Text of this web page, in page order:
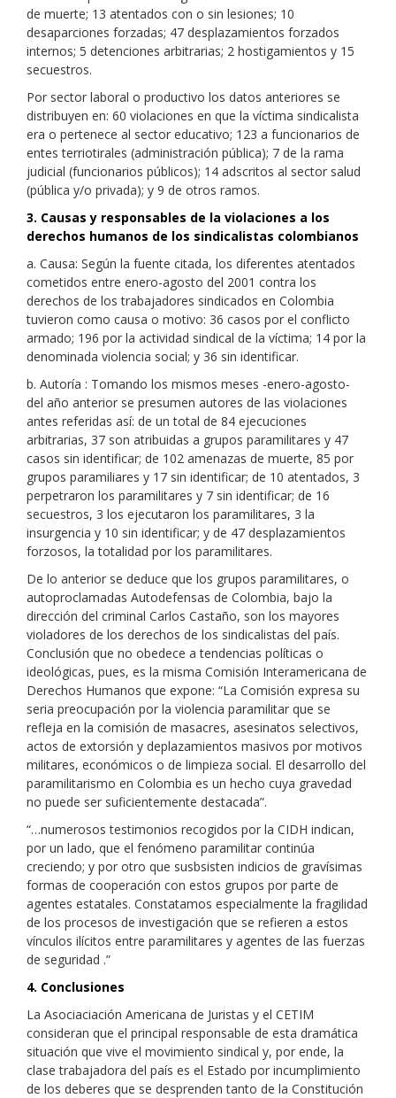
de muerte; 13 atentados con o sin lesiones; 10
desaparciones forzadas; 47 desplazamientos forzados
internos; 5 detenciones arbitrarias; 2 hostigamientos y 15
secuestros.
Por sector laboral o productivo los datos anteriores se
distribuyen en: 60 violaciones en que la víctima sindicalista
era o pertenece al sector educativo; 123 a funcionarios de
entes terriotirales (administración pública); 7 de la rama
judicial (funcionarios públicos); 14 adscritos al sector salud
(pública y/o privada); y 9 de otros ramos.
3. Causas y responsables de la violaciones a los
derechos humanos de los sindicalistas colombianos
a. Causa: Según la fuente citada, los diferentes atentados
cometidos entre enero-agosto del 2001 contra los
derechos de los trabajadores sindicados en Colombia
tuvieron como causa o motivo: 36 casos por el conflicto
armado; 196 por la actividad sindical de la víctima; 14 por la
denominada violencia social; y 36 sin identificar.
b. Autoría : Tomando los mismos meses -enero-agosto-
del año anterior se presumen autores de las violaciones
antes referidas así: de un total de 84 ejecuciones
arbitrarias, 37 son atribuidas a grupos paramilitares y 47
casos sin identificar; de 102 amenazas de muerte, 85 por
grupos paramiliares y 17 sin identificar; de 10 atentados, 3
perpetraron los paramilitares y 7 sin identificar; de 16
secuestros, 3 los ejecutaron los paramilitares, 3 la
insurgencia y 10 sin identificar; y de 47 desplazamientos
forzosos, la totalidad por los paramilitares.
De lo anterior se deduce que los grupos paramilitares, o
autoproclamadas Autodefensas de Colombia, bajo la
dirección del criminal Carlos Castaño, son los mayores
violadores de los derechos de los sindicalistas del país.
Conclusión que no obedece a tendencias políticas o
ideológicas, pues, es la misma Comisión Interamericana de
Derechos Humanos que expone: “La Comisión expresa su
seria preocupación por la violencia paramilitar que se
refleja en la comisión de masacres, asesinatos selectivos,
actos de extorsión y deplazamientos masivos por motivos
militares, económicos o de limpieza social. El desarrollo del
paramilitarismo en Colombia es un hecho cuya gravedad
no puede ser suficientemente destacada”.
“…numerosos testimonios recogidos por la CIDH indican,
por un lado, que el fenómeno paramilitar continúa
creciendo; y por otro que susbsisten indicios de gravísimas
formas de cooperación con estos grupos por parte de
agentes estatales. Constatamos especialmente la fragilidad
de los procesos de investigación que se refieren a estos
vínculos ilícitos entre paramilitares y agentes de las fuerzas
de seguridad .”
4. Conclusiones
La Asociaciación Americana de Juristas y el CETIM
consideran que el principal responsable de esta dramática
situación que vive el movimiento sindical y, por ende, la
clase trabajadora del país es el Estado por incumplimiento
de los deberes que se desprenden tanto de la Constitución